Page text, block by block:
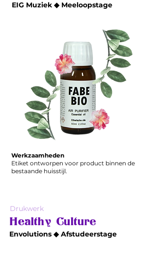
EIG Muziek ◆ Meeloopstage
Werkzaamheden
Etiket ontworpen voor product binnen de
bestaande huisstijl.
Drukwerk
Healthy Culture
Envolutions ◆ Afstudeerstage